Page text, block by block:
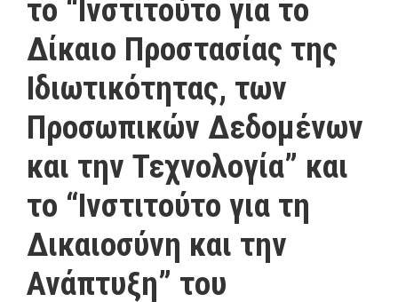
τo “Ινστιτούτο για το
Δίκαιο Προστασίας της
Ιδιωτικότητας, των
Προσωπικών Δεδομένων
και την Τεχνολογία” και
το “Ινστιτούτο για τη
Δικαιοσύνη και την
Ανάπτυξη” του